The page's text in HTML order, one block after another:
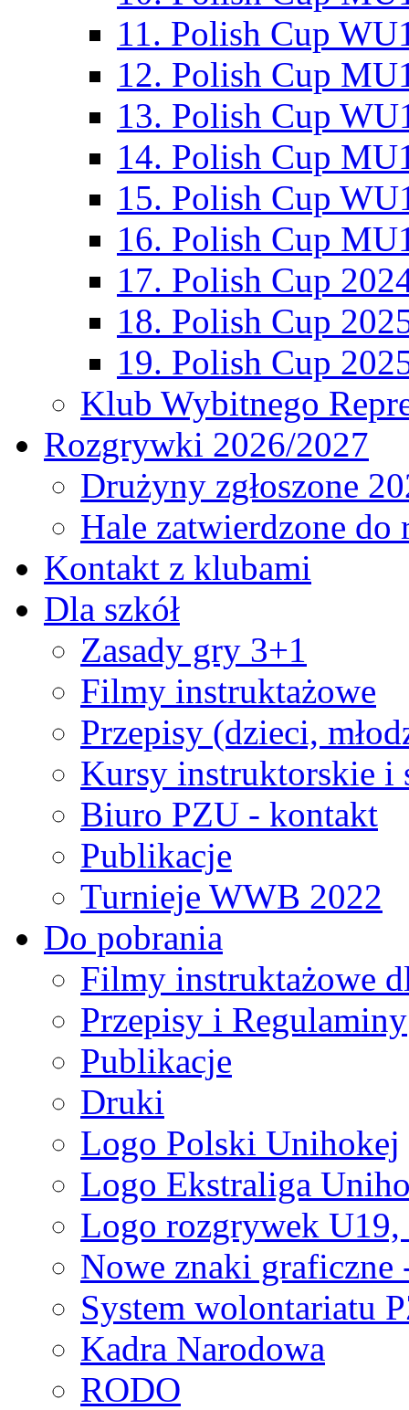
11. Polish Cup
12. Polish Cup
13. Polish Cup
14. Polish Cup
15. Polish Cup
16. Polish Cup
17. Polish Cup
18. Polish Cup
19. Polish Cup
Klub Wybitnego
Rozgrywki 2026/2027
Drużyny zgłoszone
Hale zatwierdzone
Kontakt z klubami
Dla szkół
Zasady gry 3+1
Filmy instruktażowe
Przepisy (dzieci,
Kursy instruktorskie i
Biuro PZU - kontakt
Publikacje
Turnieje WWB 2022
Do pobrania
Filmy instruktażowe
Przepisy i Regulaminy
Publikacje
Druki
Logo Polski Unihokej
Logo Ekstraliga
Logo rozgrywek
Nowe znaki graficzne
System wolontariatu
Kadra Narodowa
RODO